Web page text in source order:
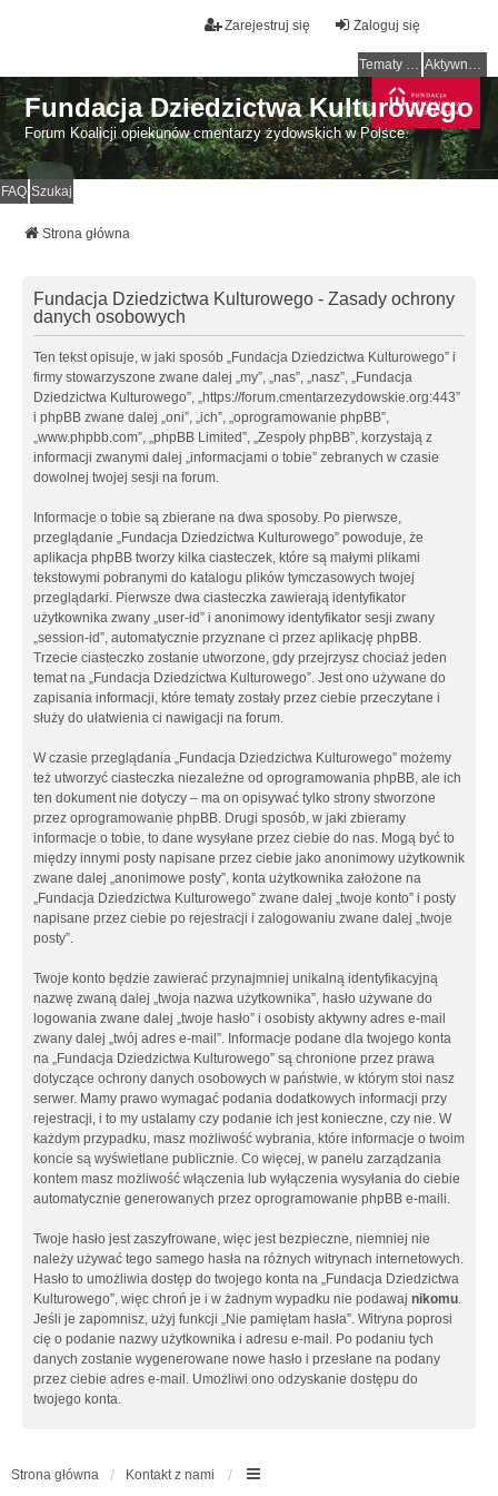
Zaloguj się
Zarejestruj się
Tematy bez odpowiedzi Aktywne tematy
Fundacja Dziedzictwa Kulturowego
Forum Koalicji opiekunów cmentarzy żydowskich w Polsce.
FAQ Szukaj
Strona główna
Fundacja Dziedzictwa Kulturowego - Zasady ochrony
danych osobowych
Ten tekst opisuje, w jaki sposób „Fundacja Dziedzictwa Kulturowego” i
firmy stowarzyszone zwane dalej „my”, „nas”, „nasz”, „Fundacja
Dziedzictwa Kulturowego”, „https://forum.cmentarzezydowskie.org:443”
i phpBB zwane dalej „oni”, „ich”, „oprogramowanie phpBB”,
„www.phpbb.com”, „phpBB Limited”, „Zespoły phpBB”, korzystają z
informacji zwanymi dalej „informacjami o tobie” zebranych w czasie
dowolnej twojej sesji na forum.
Informacje o tobie są zbierane na dwa sposoby. Po pierwsze,
przeglądanie „Fundacja Dziedzictwa Kulturowego” powoduje, że
aplikacja phpBB tworzy kilka ciasteczek, które są małymi plikami
tekstowymi pobranymi do katalogu plików tymczasowych twojej
przeglądarki. Pierwsze dwa ciasteczka zawierają identyfikator
użytkownika zwany „user-id” i anonimowy identyfikator sesji zwany
„session-id”, automatycznie przyznane ci przez aplikację phpBB.
Trzecie ciasteczko zostanie utworzone, gdy przejrzysz chociaż jeden
temat na „Fundacja Dziedzictwa Kulturowego”. Jest ono używane do
zapisania informacji, które tematy zostały przez ciebie przeczytane i
służy do ułatwienia ci nawigacji na forum.
W czasie przeglądania „Fundacja Dziedzictwa Kulturowego” możemy
też utworzyć ciasteczka niezależne od oprogramowania phpBB, ale ich
ten dokument nie dotyczy – ma on opisywać tylko strony stworzone
przez oprogramowanie phpBB. Drugi sposób, w jaki zbieramy
informacje o tobie, to dane wysyłane przez ciebie do nas. Mogą być to
między innymi posty napisane przez ciebie jako anonimowy użytkownik
zwane dalej „anonimowe posty”, konta użytkownika założone na
„Fundacja Dziedzictwa Kulturowego” zwane dalej „twoje konto” i posty
napisane przez ciebie po rejestracji i zalogowaniu zwane dalej „twoje
posty”.
Twoje konto będzie zawierać przynajmniej unikalną identyfikacyjną
nazwę zwaną dalej „twoja nazwa użytkownika”, hasło używane do
logowania zwane dalej „twoje hasło” i osobisty aktywny adres e-mail
zwany dalej „twój adres e-mail”. Informacje podane dla twojego konta
na „Fundacja Dziedzictwa Kulturowego” są chronione przez prawa
dotyczące ochrony danych osobowych w państwie, w którym stoi nasz
serwer. Mamy prawo wymagać podania dodatkowych informacji przy
rejestracji, i to my ustalamy czy podanie ich jest konieczne, czy nie. W
każdym przypadku, masz możliwość wybrania, które informacje o twoim
koncie są wyświetlane publicznie. Co więcej, w panelu zarządzania
kontem masz możliwość włączenia lub wyłączenia wysyłania do ciebie
automatycznie generowanych przez oprogramowanie phpBB e-maili.
Twoje hasło jest zaszyfrowane, więc jest bezpieczne, niemniej nie
należy używać tego samego hasła na różnych witrynach internetowych.
Hasło to umożliwia dostęp do twojego konta na „Fundacja Dziedzictwa
Kulturowego”, więc chroń je i w żadnym wypadku nie podawaj nikomu.
Jeśli je zapomnisz, użyj funkcji „Nie pamiętam hasła”. Witryna poprosi
cię o podanie nazwy użytkownika i adresu e-mail. Po podaniu tych
danych zostanie wygenerowane nowe hasło i przesłane na podany
przez ciebie adres e-mail. Umożliwi ono odzyskanie dostępu do
twojego konta.
Strona główna Kontakt z nami